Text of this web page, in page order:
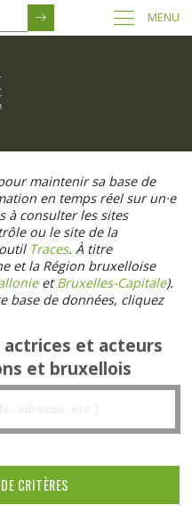
MENU
maintenir sa base de
en temps réel sur un·e
à consulter les sites
ou le site de la
Traces. À titre
et la Région bruxelloise
etBruxelles-Capitale).
base de données, cliquez
actrices et acteurs
et bruxellois
CRITÈRES